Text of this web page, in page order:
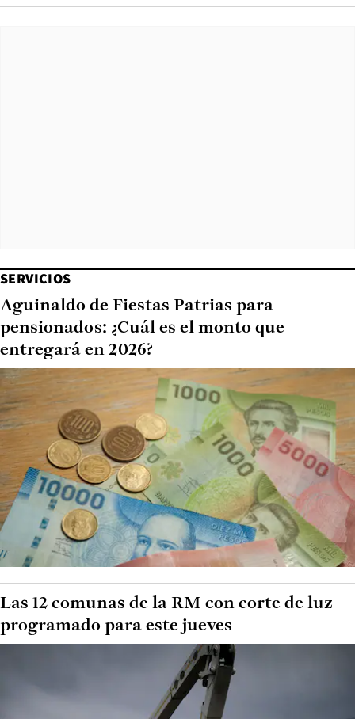
SERVICIOS
Aguinaldo de Fiestas Patrias para
pensionados: ¿Cuál es el monto que
entregará en 2026?
Las 12 comunas de la RM con corte de luz
programado para este jueves